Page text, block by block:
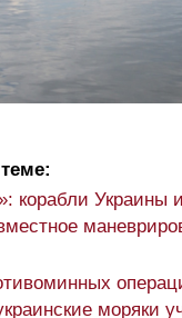
корабли Украины
моряки